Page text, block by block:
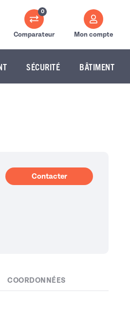
0
Comparateur Mon compte
SÉCURITÉ BÂTIMENT
Contacter
COORDONNÉES